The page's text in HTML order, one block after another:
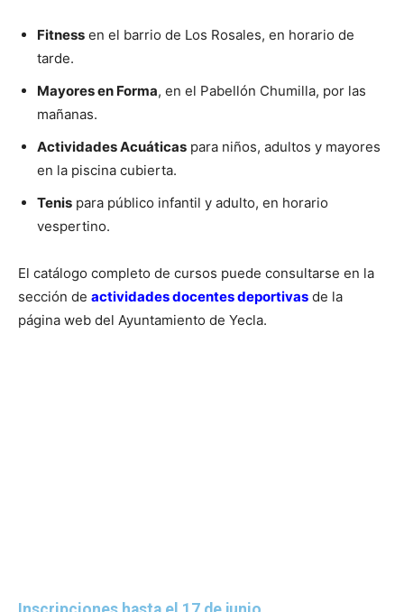
Fitness en el barrio de Los Rosales, en horario de
tarde.
Mayores en Forma, en el Pabellón Chumilla, por las
mañanas.
Actividades Acuáticas para niños, adultos y mayores
en la piscina cubierta.
Tenis para público infantil y adulto, en horario
vespertino.
El catálogo completo de cursos puede consultarse en la
sección de actividades docentes deportivas de la
página web del Ayuntamiento de Yecla.